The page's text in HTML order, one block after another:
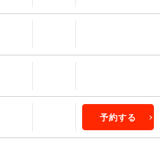
予約する